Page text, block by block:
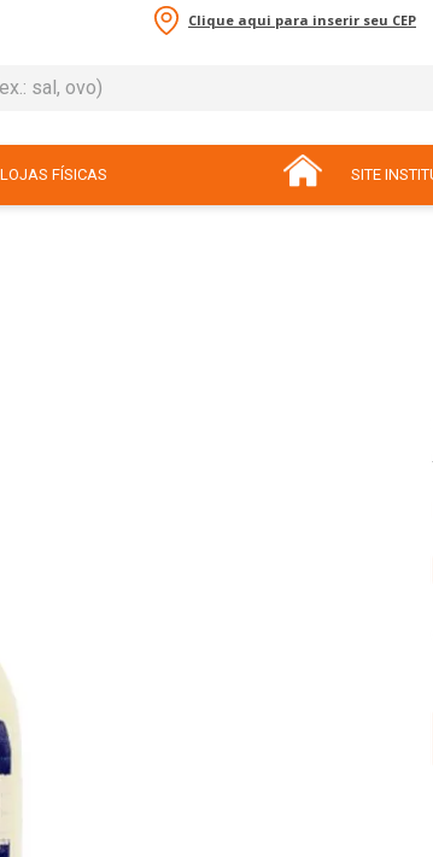
Clique aqui para inserir seu CEP
sal, ovo)
FÍSICAS SITE